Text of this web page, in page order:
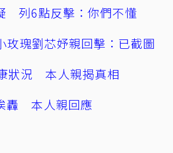
列6點反擊：你們不懂
瑰劉芯妤親回擊：已截圖
狀況 本人親揭真相
轟 本人親回應